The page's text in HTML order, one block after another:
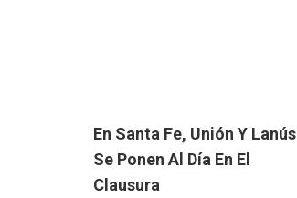
En Santa Fe, Unión Y Lanús
Se Ponen Al Día En El
Clausura